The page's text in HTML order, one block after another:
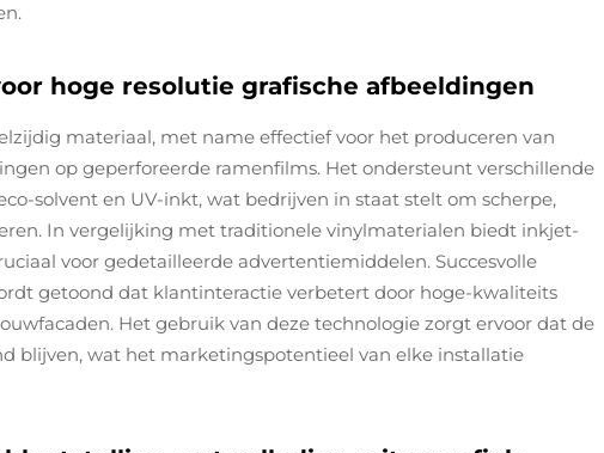
hoge resolutie grafische afbeeldingen
materiaal, met name effectief voor het produceren van
op geperforeerde ramenfilms. Het ondersteunt verschillende
solvent en UV-inkt, wat bedrijven in staat stelt om scherpe,
In vergelijking met traditionele vinylmaterialen biedt inkjet-
voor gedetailleerde advertentiemiddelen. Succesvolle
getoond dat klantinteractie verbetert door hoge-kwaliteits
Het gebruik van deze technologie zorgt ervoor dat de
blijven, wat het marketingspotentieel van elke installatie